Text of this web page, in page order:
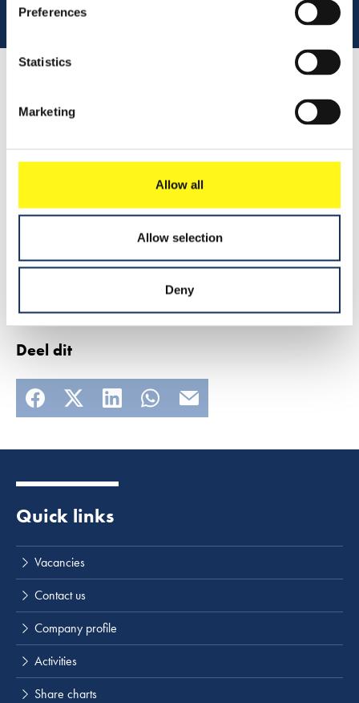
Preferences
Statistics
Marketing
Allow all
Allow selection
Deny
Lees
Lees meer
Samenvatting
Leer meer
2019 Persbericht
Deel dit
Quick links
Vacancies
Contact us
Company profile
Activities
Share charts